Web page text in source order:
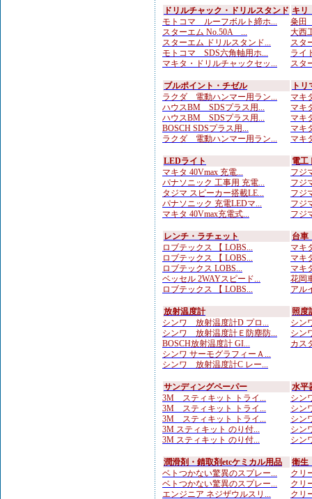
ドリルチャック・ドリルスタンド
モトコマ ルーフボルト締ホ...
スターエム No.50A ...
スターエム ドリルスタンド...
モトコマ SDS六角軸用ホ...
マキタ・ドリルチャックセッ...
キリ
粂田
大西
スタ
ライ
スタ
ブルポイント・チゼル
ラクダ 電動ハンマー用ラン...
ハウスBM SDSプラス用...
ハウスBM SDSプラス用...
BOSCH SDSプラス用...
ラクダ 電動ハンマー用ラン...
ト
マキ
マキ
マキ
マキ
マキ
LEDライト
マキタ 40Vmax 充電...
パナソニック 工事用 充電...
タジマ スピーカー搭載LE...
パナソニック 充電LEDマ...
マキタ 40Vmax充電式...
電工
フジ
フジ
フジ
フジ
フジ
レンチ・ラチェット
ロブテックス 【 LOBS...
ロブテックス 【 LOBS...
ロブテックス LOBS...
ベッセル 2WAYスピード...
ロブテックス 【 LOBS...
台車
マキ
マキ
マキ
花岡
アル
放射温度計
シンワ 放射温度計D プロ...
シンワ 放射温度計Ｅ防塵防...
BOSCH放射温度計 GI...
シンワ サーモグラフィーＡ...
シンワ 放射温度計C レー...
照度
シン
シン
カス
サンディングペーパー
3M スティキット トライ...
3M スティキット トライ...
3M スティキット トライ...
3M スティキット のり付...
3M スティキット のり付...
水平
シン
シン
シン
シン
シン
潤滑剤・錆取剤etcケミカル用品
ベトつかない驚異のスプレー...
ベトつかない驚異のスプレー...
エンジニア ネジザウルスリ...
衛生
クリ
クリ
クリ